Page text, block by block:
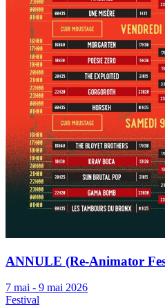
ANNULE (Re-Animator
7 mai - 9 mai 2026
Festival